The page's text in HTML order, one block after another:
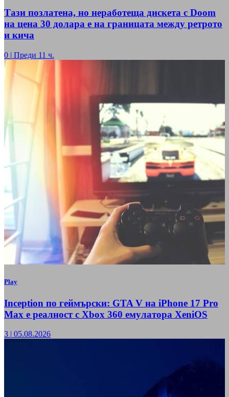
Тази позлатена, но неработеща дискета с Doom
на цена 30 долара е на границата между ретрото
и кича
0 | Преди 11 ч.
Play
Inception по геймърски: GTA V на iPhone 17 Pro
Max е реалност с Xbox 360 емулатора XeniOS
3 | 05.08.2026